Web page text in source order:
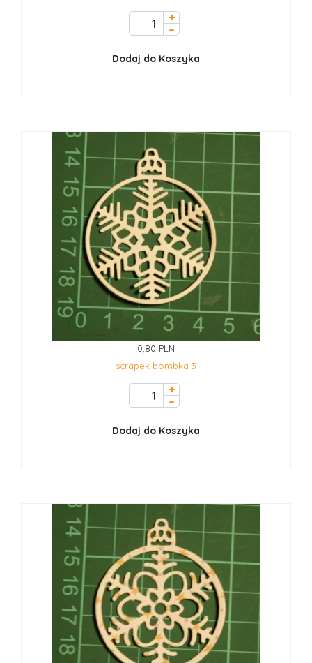
+
–
Dodaj do Koszyka
0,80 PLN
scrapek bombka 3
+
–
Dodaj do Koszyka